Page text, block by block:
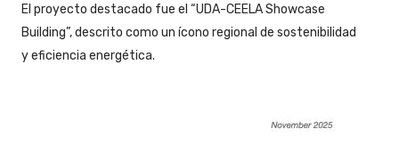
El proyecto destacado fue el “UDA-CEELA Showcase
Building”, descrito como un ícono regional de sostenibilidad
y eficiencia energética.